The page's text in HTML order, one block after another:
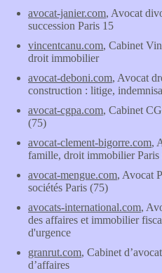
avocat-janier.com, Avocat
succession Paris 15
vincentcanu.com, Cabinet
droit immobilier
avocat-deboni.com, Avocat
construction : litige,
avocat-cgpa.com, Cabinet
(75)
avocat-clement-bigorre.com,
famille, droit immobilier Paris
avocat-mengue.com, Avocat
sociétés Paris (75)
avocats-international.com,
des affaires et immobilier
d'urgence
granrut.com, Cabinet
d’affaires